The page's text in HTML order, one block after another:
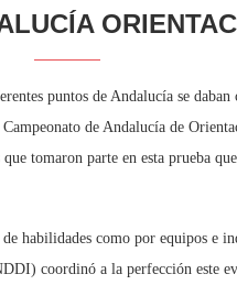
puntos de Andalucía se
de Andalucía de
tomaron parte en esta prueba
habilidades como por equipos e
coordinó a la perfección este